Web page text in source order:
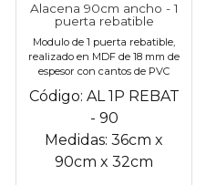
Alacena 90cm ancho - 1
puerta rebatible
Modulo de 1 puerta rebatible,
realizado en MDF de 18 mm de
espesor con cantos de PVC
Código: AL 1P REBAT
- 90
Medidas: 36cm x
90cm x 32cm